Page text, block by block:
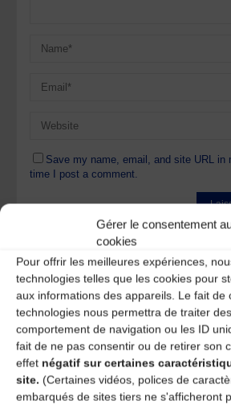
Gérer le consentement
cookies
Pour offrir les meilleures expériences,
technologies telles que les cookies pour
aux informations des appareils. Le fait de
technologies nous permettra de traiter
comportement de navigation ou les ID
fait de ne pas consentir ou de retirer son
effet négatif sur certaines
site. (Certaines vidéos, polices de
embarqués de sites tiers ne s'afficheront
Save my name, email, and site URL in
time I post a comment.
Ce site utilise Akismet pour réduire les
savoir plus sur la façon dont les
commentaires sont traitées.
A DECOUVRIR :